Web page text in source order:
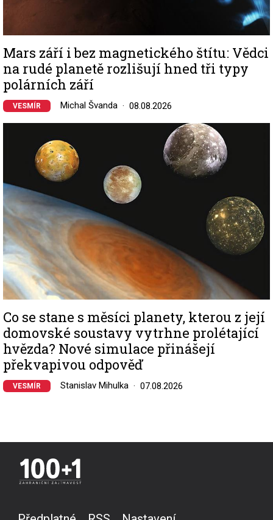
Mars září i bez magnetického štítu: Vědci
na rudé planetě rozlišují hned tři typy
polárních září
VESMÍR Michal Švanda 08.08.2026
Co se stane s měsíci planety, kterou z její
domovské soustavy vytrhne prolétající
hvězda? Nové simulace přinášejí
překvapivou odpověď
VESMÍR Stanislav Mihulka 07.08.2026